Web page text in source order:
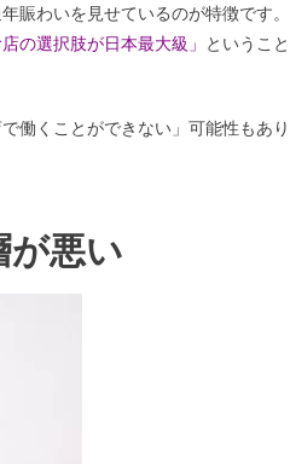
賑わいを見せているのが特徴です。
店の選択肢が日本最大級」
ということ
働くことができない」可能性もあり
が悪い